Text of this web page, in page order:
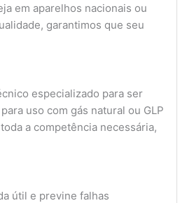
em aparelhos nacionais ou
garantimos que seu
especializado para ser
uso com gás natural ou GLP
a competência necessária,
útil e previne falhas